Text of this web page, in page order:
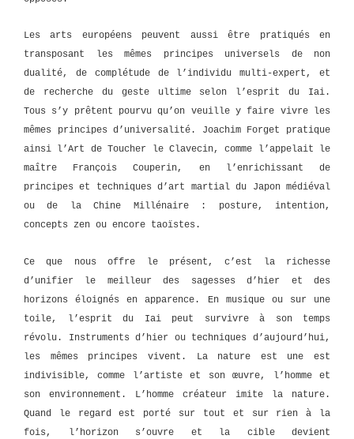
Les arts européens peuvent aussi être pratiqués en
transposant les mêmes principes universels de non
dualité, de complétude de l’individu multi-expert, et
de recherche du geste ultime selon l’esprit du Iai.
Tous s’y prêtent pourvu qu’on veuille y faire vivre les
mêmes principes d’universalité. Joachim Forget pratique
ainsi l’Art de Toucher le Clavecin, comme l’appelait le
maître François Couperin, en l’enrichissant de
principes et techniques d’art martial du Japon médiéval
ou de la Chine Millénaire : posture, intention,
concepts zen ou encore taoïstes.
Ce que nous offre le présent, c’est la richesse
d’unifier le meilleur des sagesses d’hier et des
horizons éloignés en apparence. En musique ou sur une
toile, l’esprit du Iai peut survivre à son temps
révolu. Instruments d’hier ou techniques d’aujourd’hui,
les mêmes principes vivent. La nature est une est
indivisible, comme l’artiste et son œuvre, l’homme et
son environnement. L’homme créateur imite la nature.
Quand le regard est porté sur tout et sur rien à la
fois, l’horizon s’ouvre et la cible devient